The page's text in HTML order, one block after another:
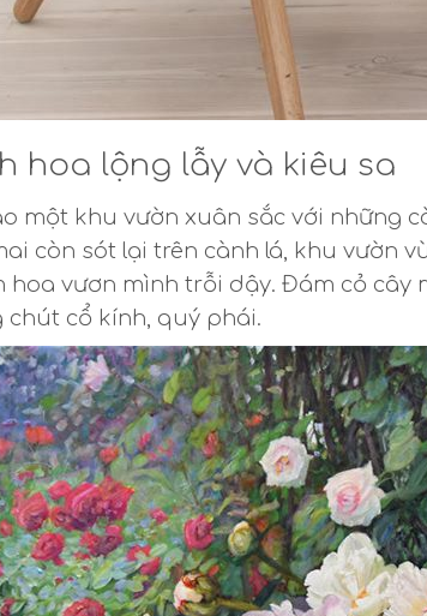
hoa lộng lẫy và kiêu sa
một khu vườn xuân sắc với những
còn sót lại trên cành lá, khu vườn
hoa vươn mình trỗi dậy. Đám cỏ
chút cổ kính, quý phái.